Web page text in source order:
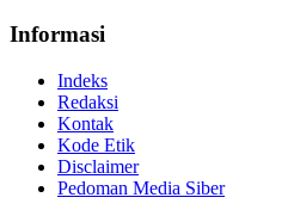
Informasi
Indeks
Redaksi
Kontak
Kode Etik
Disclaimer
Pedoman Media Siber